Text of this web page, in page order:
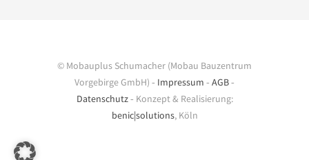
© Mobauplus Schumacher (Mobau Bauzentrum
Vorgebirge GmbH) ‐ Impressum ‐ AGB‐
Datenschutz‐ Konzept & Realisierung:
benic|solutions, Köln